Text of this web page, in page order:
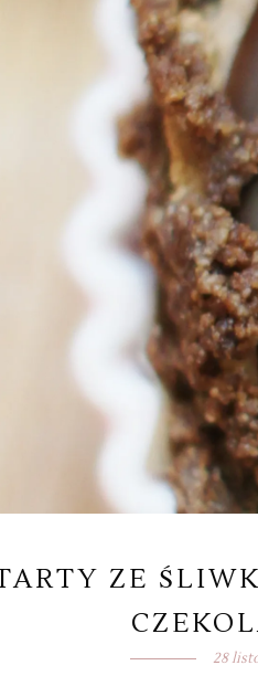
ZE
28